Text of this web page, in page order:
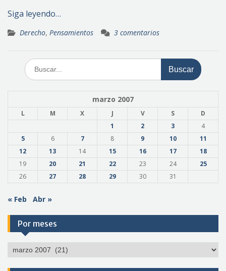
Siga leyendo…
Derecho, Pensamientos 3 comentarios
Buscar:
marzo 2007
L M X J V S
D
1
2 3
4
5
6 7 8 9 10
11
12
13 14 15 16 17
18
19
20 21 22 23 24
25
26
27 28 29 30 31
« Feb Abr »
Por meses
Por